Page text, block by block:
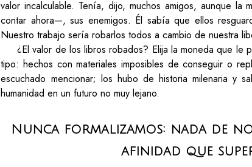
valor incalculable. Tenía, dijo, muchos amigos, aunque
contar ahora—, sus enemigos. Él sabía que ellos
Nuestro trabajo sería robarlos todos a cambio de nuestra
¿El valor de los libros robados? Elija la moneda que le
tipo: hechos con materiales imposibles de conseguir o
escuchado mencionar; los hubo de historia milenaria y
humanidad en un futuro no muy lejano.
Nunca formalizamos: nada de
afinidad que